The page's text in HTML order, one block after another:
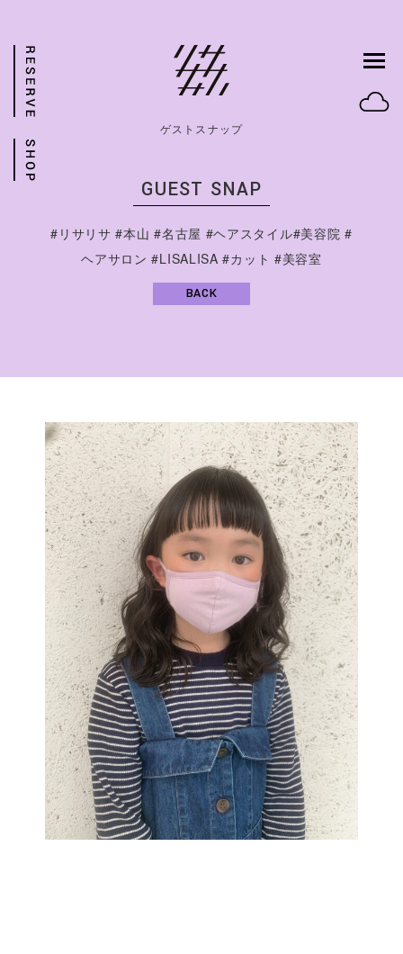
ゲストスナップ
GUEST SNAP
#リサリサ #本山 #名古屋 #ヘアスタイル#美容院 #
ヘアサロン #LISALISA #カット #美容室
BACK